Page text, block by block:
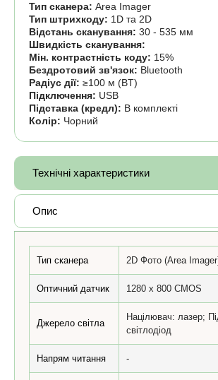
Тип сканера: Area Imager
Тип штрихкоду: 1D та 2D
Відстань сканування: 30 - 535 мм
Швидкість сканування:
Мін. контрастність коду: 15%
Бездротовий зв'язок: Bluetooth
Радіус дії: ≥100 м (BT)
Підключення: USB
Підставка (кредл): В комплекті
Колір: Чорний
Технічні характеристики
Опис
Тип сканера 2D Фото (Area
Оптичний датчик 1280 x 800 CMOS
Джерело світла
Націлювач: лазер;
світлодіод
Напрям читання -